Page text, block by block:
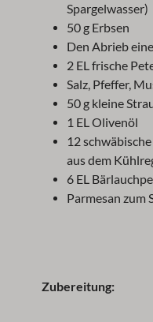
Spargelwasser)
50 g Erbsen
Den Abrieb
2 EL frische
Salz, Pfeffer,
50 g kleine
1 EL Olivenöl
12
aus dem
6 EL
Parmesan zum
Zubereitung: